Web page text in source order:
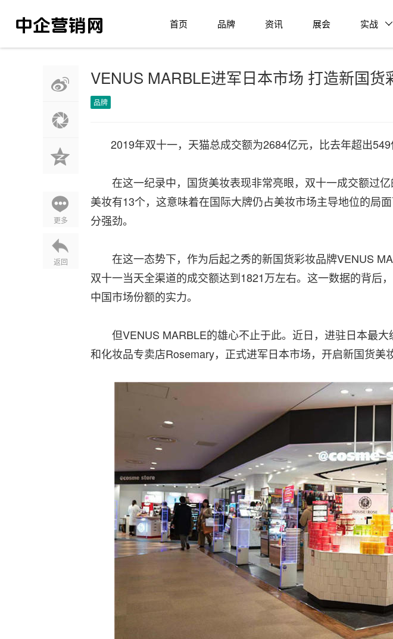
首页 品牌 资讯 展会 实战
更多
返回
VENUS MARBLE进军日本市场 打造新国货
品牌
2019年双十一，天猫总成交额为2684亿元，比去年超出549
在这一纪录中，国货美妆表现非常亮眼，双十一成交额过亿
美妆有13个，这意味着在国际大牌仍占美妆市场主导地位的局
分强劲。
在这一态势下，作为后起之秀的新国货彩妆品牌VENUS
双十一当天全渠道的成交额达到1821万左右。这一数据的背后
中国市场份额的实力。
但VENUS MARBLE的雄心不止于此。近日，进驻日本最大
和化妆品专卖店Rosemary，正式进军日本市场，开启新国货美